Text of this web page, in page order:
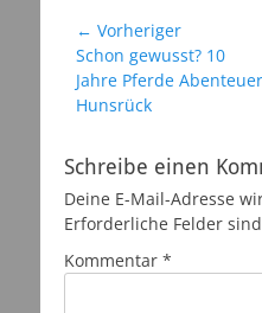
Beitragsnavigation
← Vorheriger
Vorheriger
Beitrag:
Schon gewusst? 10
Jahre Pferde Abenteuer
Hunsrück
Schreibe einen
Deine E-Mail-Adresse
Erforderliche Felder
Kommentar *